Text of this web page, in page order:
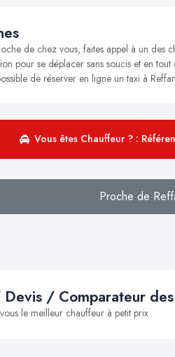
de chez vous, faites appel à un des
pour se déplacer sans soucis et en
de réserver en ligne un taxi à
Vous êtes Chauffeur ? :
Proche de
/ Comparateur
le meilleur chauffeur à petit prix